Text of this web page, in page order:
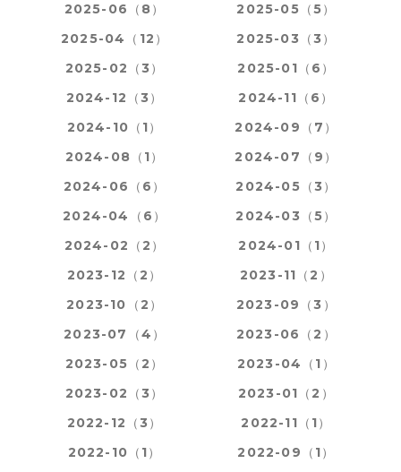
2025-06（8）
2025-05（5）
2025-04（12）
2025-03（3）
2025-02（3）
2025-01（6）
2024-12（3）
2024-11（6）
2024-10（1）
2024-09（7）
2024-08（1）
2024-07（9）
2024-06（6）
2024-05（3）
2024-04（6）
2024-03（5）
2024-02（2）
2024-01（1）
2023-12（2）
2023-11（2）
2023-10（2）
2023-09（3）
2023-07（4）
2023-06（2）
2023-05（2）
2023-04（1）
2023-02（3）
2023-01（2）
2022-12（3）
2022-11（1）
2022-10（1）
2022-09（1）